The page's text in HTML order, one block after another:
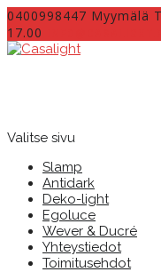
0400998447 Myymälä
17.00
Valitse sivu
Slamp
Antidark
Deko-light
Egoluce
Wever & Ducré
Yhteystiedot
Toimitusehdot